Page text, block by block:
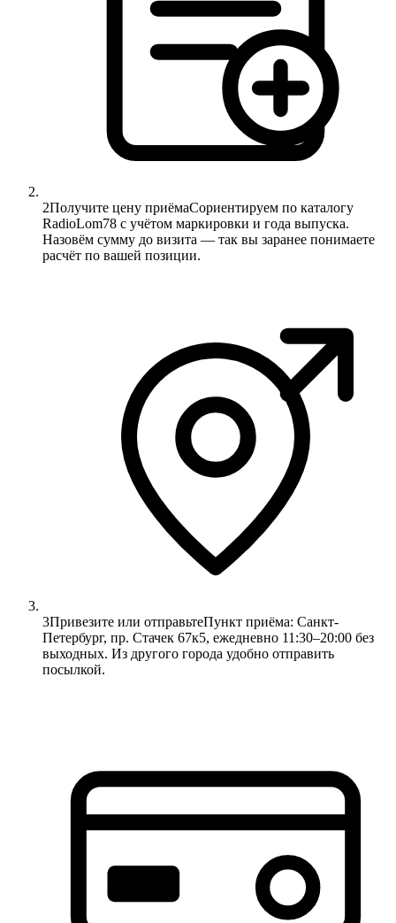
2Получите цену приёмаСориентируем по каталогу
RadioLom78 с учётом маркировки и года выпуска.
Назовём сумму до визита — так вы заранее понимаете
расчёт по вашей позиции.
3Привезите или отправьтеПункт приёма: Санкт-
Петербург, пр. Стачек 67к5, ежедневно 11:30–20:00 без
выходных. Из другого города удобно отправить
посылкой.